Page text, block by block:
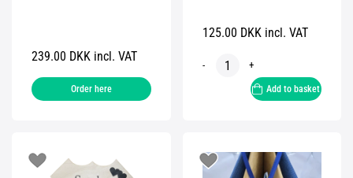
239.00 DKK incl. VAT
Order here
125.00 DKK incl. VAT
- +
Add to basket